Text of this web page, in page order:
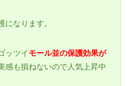
なります。
ッツイ モール並の保護効果が
感も損ねないので人気上昇中